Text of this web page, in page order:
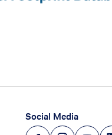
Social Media